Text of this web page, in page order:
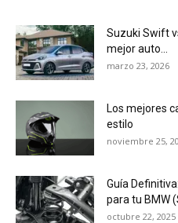
Suzuki Swift
mejor auto...
marzo 23, 2026
Los mejores
estilo
noviembre 25,
Guía
para tu BMW
octubre 22, 2025